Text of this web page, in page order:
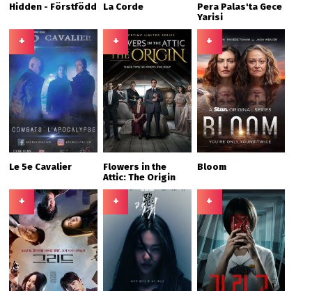
Hidden - Förstfödd La Corde
Pera Palas'ta Gece
Yarisi
+
Le 5e Cavalier
+
Flowers in the
Attic: The Origin
+
Bloom
+ + +